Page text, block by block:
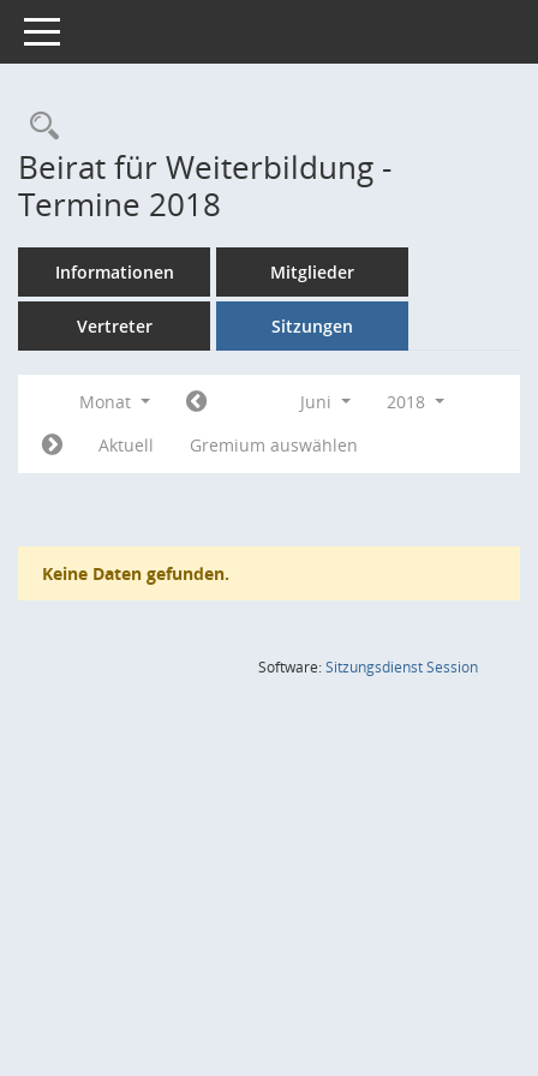
Toggle navigation
Rechercheauswahl
Beirat für Weiterbildung -
Termine 2018
Informationen Mitglieder
Vertreter Sitzungen
Monat Juni
2018
Aktuell
Gremium auswählen
Keine Daten gefunden.
Software:SitzungsdienstSession(Wird in